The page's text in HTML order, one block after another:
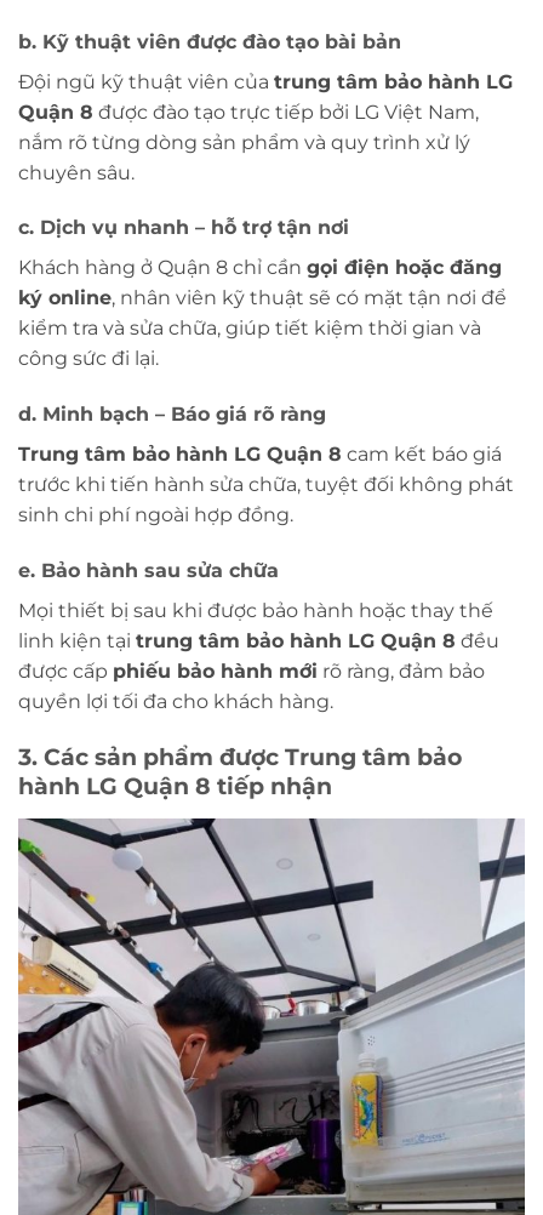
b. Kỹ thuật viên được đào tạo bài bản
Đội ngũ kỹ thuật viên của trung tâm bảo hành LG
Quận 8 được đào tạo trực tiếp bởi LG Việt Nam,
nắm rõ từng dòng sản phẩm và quy trình xử lý
chuyên sâu.
c. Dịch vụ nhanh – hỗ trợ tận nơi
Khách hàng ở Quận 8 chỉ cần gọi điện hoặc đăng
ký online, nhân viên kỹ thuật sẽ có mặt tận nơi để
kiểm tra và sửa chữa, giúp tiết kiệm thời gian và
công sức đi lại.
d. Minh bạch – Báo giá rõ ràng
Trung tâm bảo hành LG Quận 8 cam kết báo giá
trước khi tiến hành sửa chữa, tuyệt đối không phát
sinh chi phí ngoài hợp đồng.
e. Bảo hành sau sửa chữa
Mọi thiết bị sau khi được bảo hành hoặc thay thế
linh kiện tại trung tâm bảo hành LG Quận 8 đều
được cấp phiếu bảo hành mới rõ ràng, đảm bảo
quyền lợi tối đa cho khách hàng.
3. Các sản phẩm được Trung tâm bảo
hành LG Quận 8 tiếp nhận